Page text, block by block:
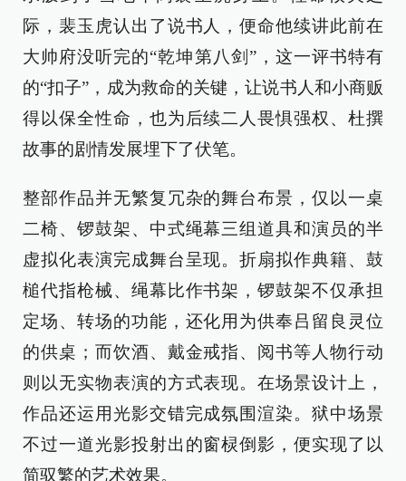
际，裴玉虎认出了说书人，便命他续讲此前在
大帅府没听完的“乾坤第八剑”，这一评书特有
的“扣子”，成为救命的关键，让说书人和小商贩
得以保全性命，也为后续二人畏惧强权、杜撰
故事的剧情发展埋下了伏笔。
整部作品并无繁复冗杂的舞台布景，仅以一桌
二椅、锣鼓架、中式绳幕三组道具和演员的半
虚拟化表演完成舞台呈现。折扇拟作典籍、鼓
槌代指枪械、绳幕比作书架，锣鼓架不仅承担
定场、转场的功能，还化用为供奉吕留良灵位
的供桌；而饮酒、戴金戒指、阅书等人物行动
则以无实物表演的方式表现。在场景设计上，
作品还运用光影交错完成氛围渲染。狱中场景
不过一道光影投射出的窗棂倒影，便实现了以
简驭繁的艺术效果。